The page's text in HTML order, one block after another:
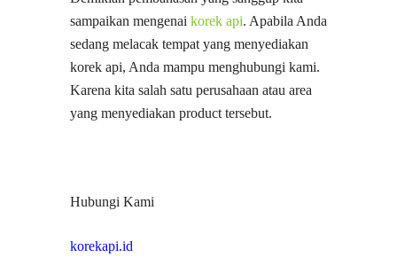
sampaikan mengenai korek api. Apabila Anda
sedang melacak tempat yang menyediakan
korek api, Anda mampu menghubungi kami.
Karena kita salah satu perusahaan atau area
yang menyediakan product tersebut.
Hubungi Kami
korekapi.id